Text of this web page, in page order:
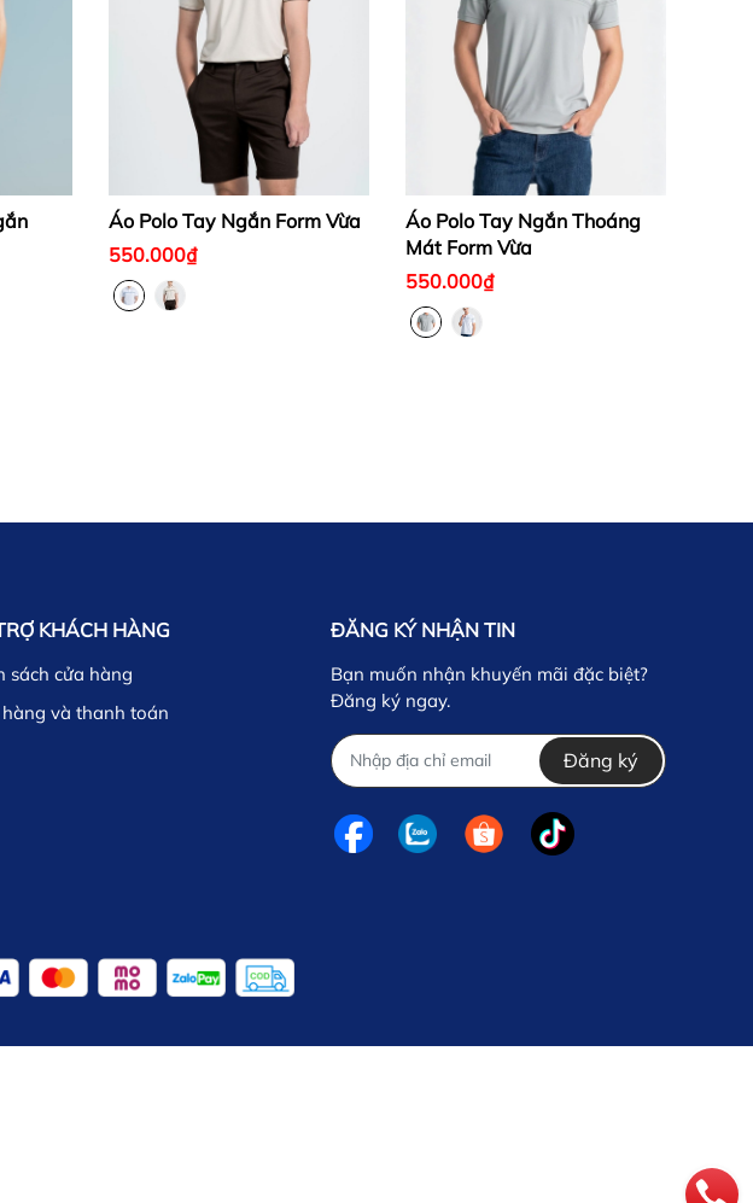
Áo Polo Tay Ngắn Form Vừa
550.000₫
Áo Polo Tay Ngắn Thoáng
Mát Form Vừa
550.000₫
KHÁCH HÀNG
sách cửa hàng
và thanh toán
ĐĂNG KÝ NHẬN TIN
Bạn muốn nhận khuyến mãi đặc biệt?
Đăng ký ngay.
Đăng ký